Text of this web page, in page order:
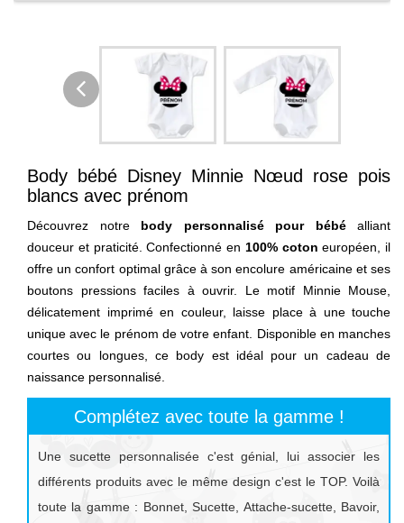
Body bébé Disney Minnie Nœud rose pois
blancs avec prénom
Découvrez notre body personnalisé pour bébéalliant
douceur et praticité. Confectionné en 100% coton européen, il
offre un confort optimal grâce à son encolure américaine et ses
boutons pressions faciles à ouvrir. Le motif Minnie Mouse,
délicatement imprimé en couleur, laisse place à une touche
unique avec le prénom de votre enfant. Disponible en manches
courtes ou longues, ce body est idéal pour un cadeau de
naissance personnalisé.
Complétez avec toute la gamme !
Une sucette personnalisée c'est génial, lui associer les
différents produits avec le même design c'est le TOP. Voilà
toute la gamme : Bonnet, Sucette, Attache-sucette, Bavoir,